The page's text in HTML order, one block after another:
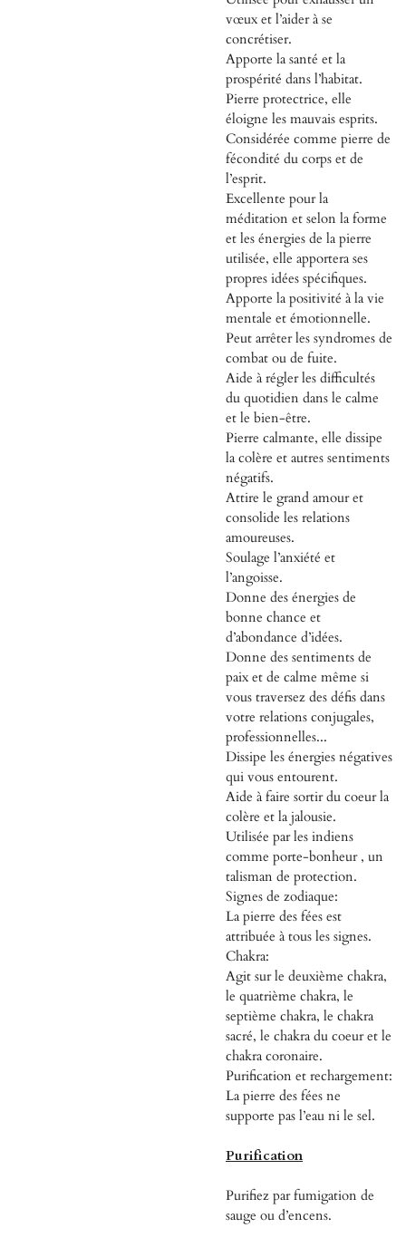
vœux et l’aider à se
concrétiser.
Apporte la santé et la
prospérité dans l’habitat.
Pierre protectrice, elle
éloigne les mauvais esprits.
Considérée comme pierre de
fécondité du corps et de
l’esprit.
Excellente pour la
méditation et selon la forme
et les énergies de la pierre
utilisée, elle apportera ses
propres idées spécifiques.
Apporte la positivité à la vie
mentale et émotionnelle.
Peut arrêter les syndromes de
combat ou de fuite.
Aide à régler les difficultés
du quotidien dans le calme
et le bien-être.
Pierre calmante, elle dissipe
la colère et autres sentiments
négatifs.
Attire le grand amour et
consolide les relations
amoureuses.
Soulage l’anxiété et
l’angoisse.
Donne des énergies de
bonne chance et
d’abondance d’idées.
Donne des sentiments de
paix et de calme même si
vous traversez des défis dans
votre relations conjugales,
professionnelles...
Dissipe les énergies négatives
qui vous entourent.
Aide à faire sortir du coeur la
colère et la jalousie.
Utilisée par les indiens
comme porte-bonheur , un
talisman de protection.
Signes de zodiaque:
La pierre des fées est
attribuée à tous les signes.
Chakra:
Agit sur le deuxième chakra,
le quatrième chakra, le
septième chakra, le chakra
sacré, le chakra du coeur et le
chakra coronaire.
Purification et rechargement:
La pierre des fées ne
supporte pas l’eau ni le sel.
Purification
Purifiez par fumigation de
sauge ou d’encens.